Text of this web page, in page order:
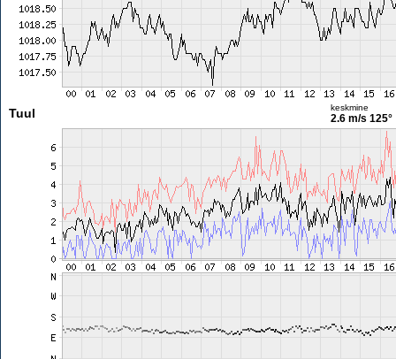
Tuul keskmine
2.6 m/s 125°